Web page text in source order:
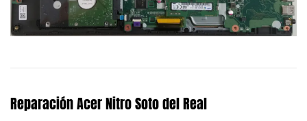
Reparación Acer Nitro Soto del Real